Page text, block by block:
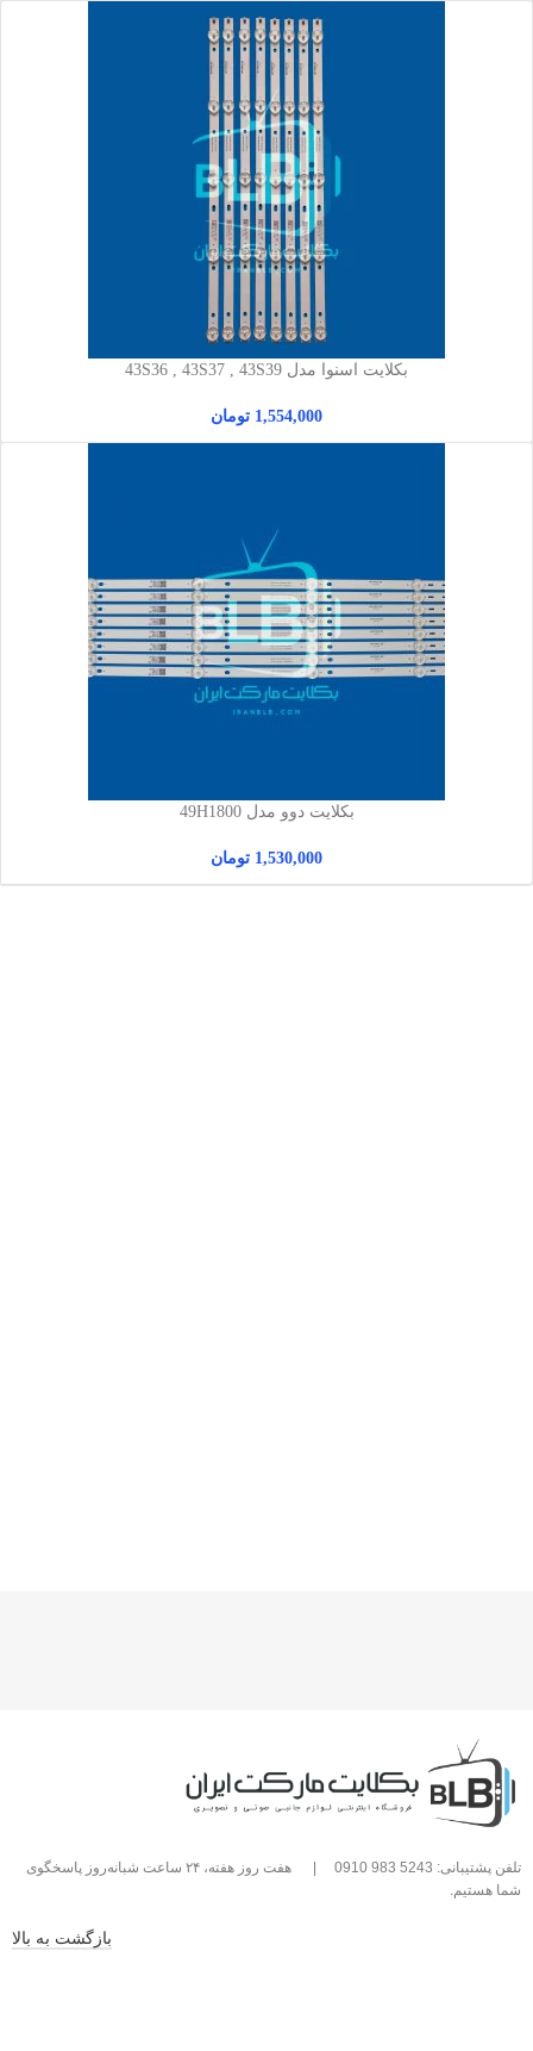
بکلایت اسنوا مدل 43S36 , 43S37 , 43S39
1,554,000 تومان
بکلایت دوو مدل 49H1800
1,530,000 تومان
تلفن پشتیبانی: 5243 983 0910
هفت روز هفته، ۲۴ ساعت شبانه‌روز پاسخگوی
شما هستیم.
بازگشت به بالا